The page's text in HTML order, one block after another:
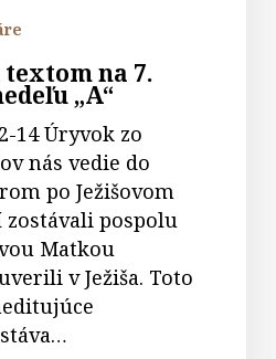
na 7.
„A“
14 Úryvok zo
nás vedie do
po Ježišovom
pospolu
Matkou
v Ježiša. Toto